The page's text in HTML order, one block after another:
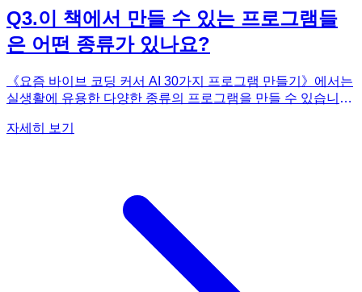
Q3.이 책에서 만들 수 있는 프로그램들
은 어떤 종류가 있나요?
《요즘 바이브 코딩 커서 AI 30가지 프로그램 만들기》에서는
실생활에 유용한 다양한 종류의 프로그램을 만들 수 있습니다.
동화, 주식 데이터 크롤러, QR 코드 생성기 등 비교적 간단한
로그 만들기 등 웹 개발과 관련된 내용도 다루고 있습니다. 이
처럼 다양한 프로젝트를 통해 독자들은 코딩의 기초를 다지는
것은 물론, 실제 서비스를 개발하고 배포하는 경험까지 쌓을
수 있습니다. 각 프로젝트는 단계별로 상세하게 설명되어 있으
며, 커서 AI와의 대화 예시도 제공되어 있어, 코딩 경험이 없는
사람도 쉽게 따라 할 수 있습니다. 이 책을 통해 다양한 프로그
자세히 보기